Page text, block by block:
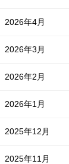
2026年4月
2026年3月
2026年2月
2026年1月
2025年12月
2025年11月